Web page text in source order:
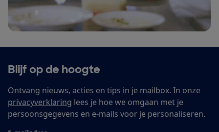
Blijf op de hoogte
Ontvang nieuws, acties en tips in je mailbox. In onze
privacyverklaring lees je hoe we omgaan met je
persoonsgegevens en e-mails voor je personaliseren.